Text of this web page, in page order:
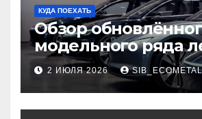
КУДА ПОЕХАТЬ
Обзор
модельного ряда
автомобилей 2026
2 ИЮЛЯ 2026 SIB_ECOMETAL